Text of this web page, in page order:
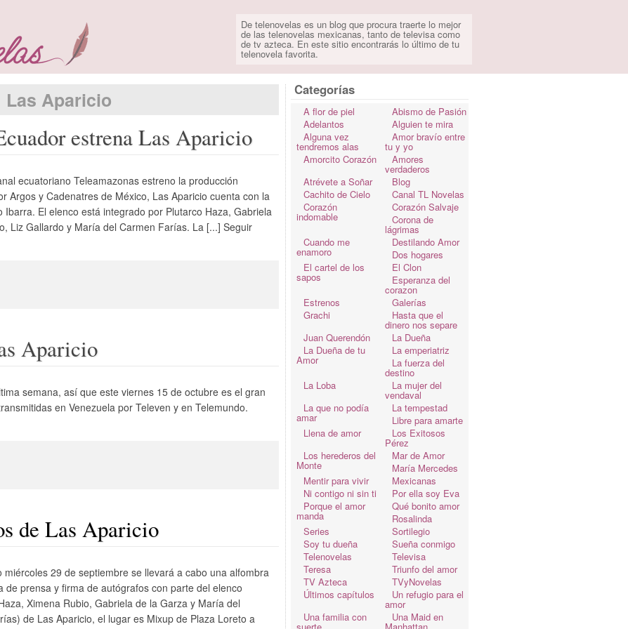
De telenovelas es un blog que procura traerte lo mejor
de las telenovelas mexicanas, tanto de televisa como
de tv azteca. En este sitio encontrarás lo último de tu
telenovela favorita.
Las Aparicio
estrena Las Aparicio
ecuatoriano Teleamazonas estreno la producción
Argos y Cadenatres de México, Las Aparicio cuenta con la
El elenco está integrado por Plutarco Haza, Gabriela
Liz Gallardo y María del Carmen Farías. La [...] Seguir
Aparicio
semana, así que este viernes 15 de octubre es el gran
en Venezuela por Televen y en Telemundo.
de Las Aparicio
miércoles 29 de septiembre se llevará a cabo una alfombra
de prensa y firma de autógrafos con parte del elenco
Ximena Rubio, Gabriela de la Garza y María del
de Las Aparicio, el lugar es Mixup de Plaza Loreto a
Categorías
A flor de piel
Abismo de Pasión
Adelantos
Alguien te mira
Alguna vez
tendremos alas
Amor bravío entre
tu y yo
Amorcito Corazón
Amores
verdaderos
Atrévete a Soñar
Blog
Cachito de Cielo
Canal TL Novelas
Corazón
indomable
Corazón Salvaje
Corona de
lágrimas
Cuando me
enamoro
Destilando Amor
Dos hogares
El cartel de los
sapos
El Clon
Esperanza del
corazon
Estrenos
Galerías
Grachi
Hasta que el
dinero nos separe
Juan Querendón
La Dueña
La Dueña de tu
Amor
La emperiatriz
La fuerza del
destino
La Loba
La mujer del
vendaval
La que no podía
amar
La tempestad
Libre para amarte
Llena de amor
Los Exitosos
Pérez
Los herederos del
Monte
Mar de Amor
María Mercedes
Mentir para vivir
Mexicanas
Ni contigo ni sin ti
Por ella soy Eva
Porque el amor
manda
Qué bonito amor
Rosalinda
Series
Sortilegio
Soy tu dueña
Sueña conmigo
Telenovelas
Televisa
Teresa
Triunfo del amor
TV Azteca
TVyNovelas
Últimos capítulos
Un refugio para el
amor
Una familia con
Una Maid en